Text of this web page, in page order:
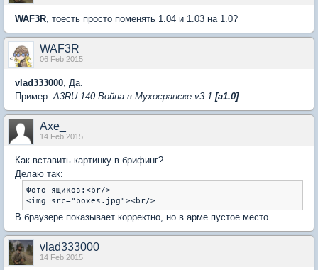
WAF3R, тоесть просто поменять 1.04 и 1.03 на 1.0?
WAF3R
06 Feb 2015
vlad333000, Да.
Пример:A3RU 140 Война в Мухосранске v3.1 [a1.0]
Axe_
14 Feb 2015
Как вставить картинку в брифинг?
Делаю так:
Фото ящиков:<br/>
В браузере показывает корректно, но в арме пустое место.
vlad333000
14 Feb 2015